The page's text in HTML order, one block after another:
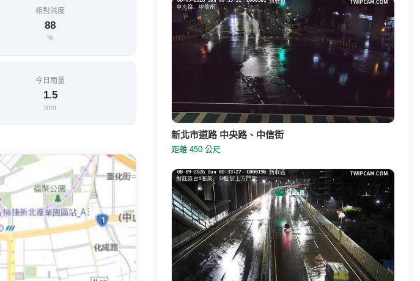
相對濕度
88
%
今日雨量
1.5
mm
新北市道路 中央路、中信街
距離 450 公尺